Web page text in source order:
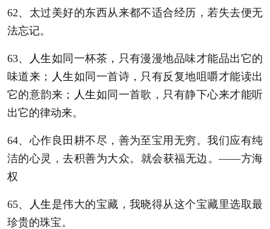
62、太过美好的东西从来都不适合经历，若失去便无
法忘记。
63、 人生如同一杯茶，只有漫漫地品味才能品出它的
味道来；
人生如同一首诗，只有反复地咀嚼才能读出
它的意韵来；
人生如同一首歌，只有静下心来才能听
出它的律动来。
64、心作良田耕不尽，善为至宝用无穷。我们应有纯
洁的心灵，去积善为大众。就会获福无边。——方海
权
65、 人生 是伟大的宝藏，我晓得从这个宝藏里选取最
珍贵的珠宝。